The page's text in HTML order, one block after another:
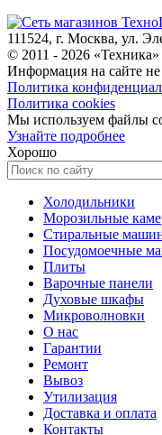
111524, г. Москва, ул.
© 2011 - 2026 «Техника»
Информация на сайте не
Политика
Политика cookies
Мы используем файлы
Узнайте подробнее
Хорошо
Холодильники
Морозильные
Стиральные
Посудомоечные
Плиты
Варочные панели
Духовые шкафы
Микроволновки
О нас
Гарантии
Ремонт
Вывоз
Утилизация
Доставка и оплата
Контакты